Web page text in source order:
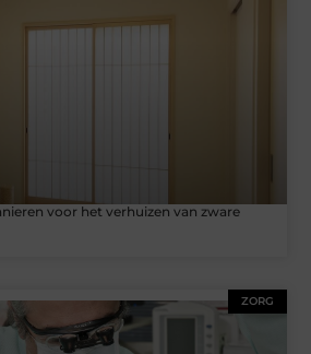
voor het verhuizen van zware
ZORG